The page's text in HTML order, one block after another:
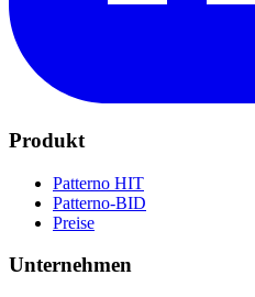
Produkt
Patterno HIT
Patterno-BID
Preise
Unternehmen